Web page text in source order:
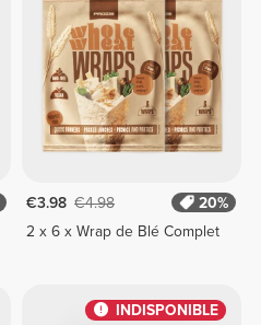
€3.98 €4.98
20%
2 x 6 x Wrap de Blé Complet
INDISPONIBLE